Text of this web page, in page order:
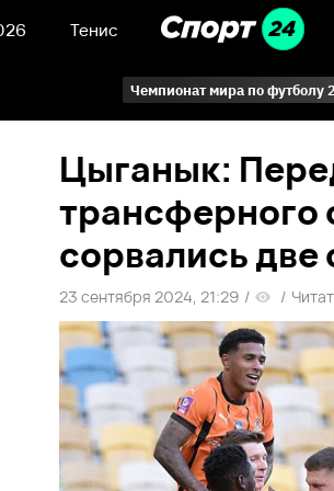
Тенис
Чемпионат мира по футболу
Цыганык:
трансферного
сорвались две
23 сентября 2024, 21:29 / /